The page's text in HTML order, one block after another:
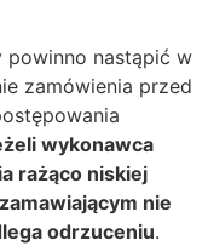
powinno nastąpić w
zamówienia przed
wykonawca
rażąco niskiej
nie
odrzuceniu.